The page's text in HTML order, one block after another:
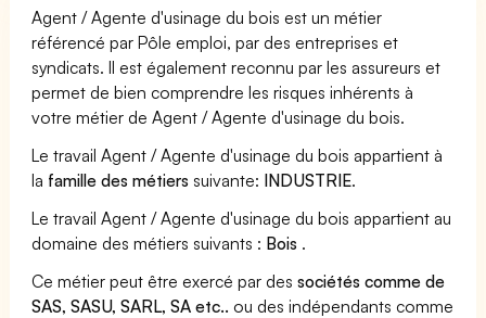
Agent / Agente d'usinage du bois est un métier
référencé par Pôle emploi, par des entreprises et
syndicats. Il est également reconnu par les assureurs et
permet de bien comprendre les risques inhérents à
votre métier de Agent / Agente d'usinage du bois.
Le travail Agent / Agente d'usinage du bois appartient à
la famille des métiers suivante: INDUSTRIE.
Le travail Agent / Agente d'usinage du bois appartient au
domaine des métiers suivants : Bois .
Ce métier peut être exercé par dessociétés comme de
SAS, SASU, SARL, SA etc.. ou des indépendants comme